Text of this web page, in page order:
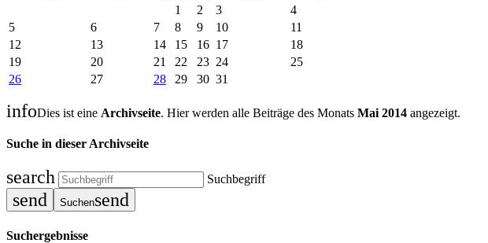
1
2 3
4
5
6 7 8 9 10
11
12
13 14 15 16 17
18
19
20 21 22 23 24
25
26
27 28 29 30 31
infoDies ist eine Archivseite. Hier werden alle Beiträge des Monats Mai 2014 angezeigt.
Suche in dieser Archivseite
search Suchbegriff
send Suchensend
Suchergebnisse